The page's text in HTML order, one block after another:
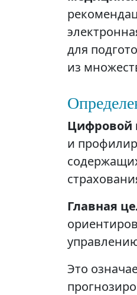
для
из
Цифровой
и
Главная
Это